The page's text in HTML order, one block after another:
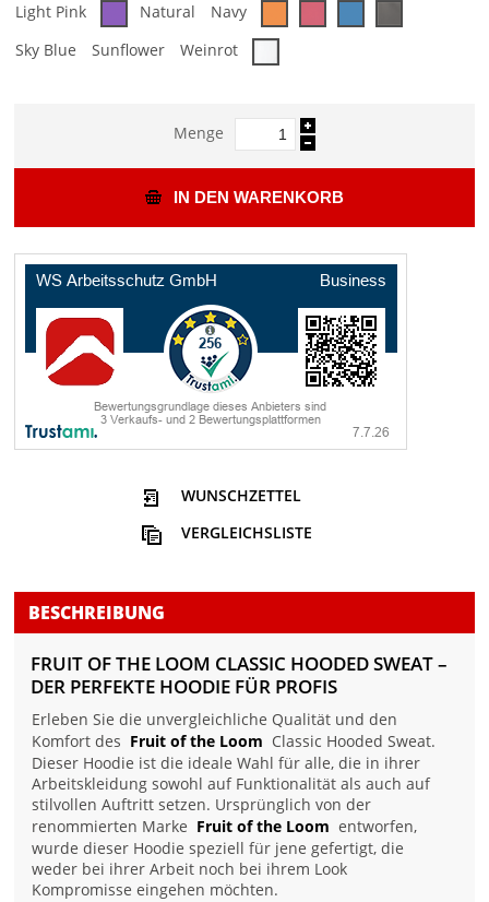
Light Pink
Natural
Navy
Sky Blue
Sunflower Weinrot
Menge
IN DEN WARENKORB
WUNSCHZETTEL
VERGLEICHSLISTE
BESCHREIBUNG
FRUIT OF THE LOOM CLASSIC HOODED SWEAT –
DER PERFEKTE HOODIE FÜR PROFIS
Erleben Sie die unvergleichliche Qualität und den
Komfort des Fruit of the Loom Classic Hooded Sweat.
Dieser Hoodie ist die ideale Wahl für alle, die in ihrer
Arbeitskleidung sowohl auf Funktionalität als auch auf
stilvollen Auftritt setzen. Ursprünglich von der
renommierten Marke Fruit of the Loom entworfen,
wurde dieser Hoodie speziell für jene gefertigt, die
weder bei ihrer Arbeit noch bei ihrem Look
Kompromisse eingehen möchten.